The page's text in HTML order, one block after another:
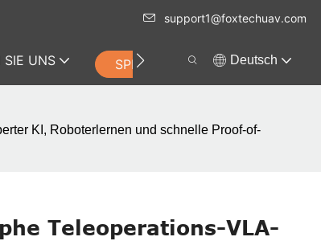
support1@foxtechuav.com
SIE UNS SPEICHERN Deutsch
KI, Roboterlernen und schnelle Proof-of-
Teleoperations-VLA-